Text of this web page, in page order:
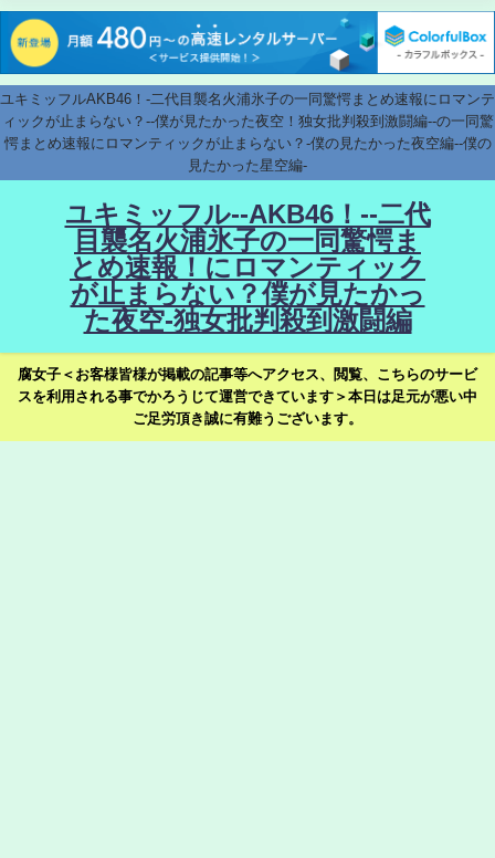
ユキミッフルAKB46！-二代目襲名火浦氷子の一同驚愕まとめ速報にロマンテ
ィックが止まらない？--僕が見たかった夜空！独女批判殺到激闘編--の一同驚
愕まとめ速報にロマンティックが止まらない？-僕の見たかった夜空編--僕の
見たかった星空編-
ユキミッフル--AKB46！--二代
目襲名火浦氷子の一同驚愕ま
とめ速報！にロマンティック
が止まらない？僕が見たかっ
た夜空-独女批判殺到激闘編
腐女子＜お客様皆様が掲載の記事等へアクセス、閲覧、こちらのサービ
スを利用される事でかろうじて運営できています＞本日は足元が悪い中
ご足労頂き誠に有難うございます。